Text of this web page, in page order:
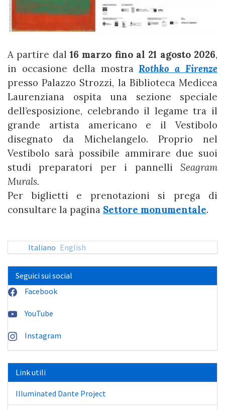
A partire dal16 marzo fino al 21 agosto 2026,
in occasione della mostra Rothko a Firenze
presso Palazzo Strozzi, la Biblioteca Medicea
Laurenziana ospita una sezione speciale
dell’esposizione, celebrando il legame tra il
grande artista americano e il Vestibolo
disegnato da Michelangelo. Proprio nel
Vestibolo sarà possibile ammirare due suoi
studi preparatori per i pannelli Seagram
Murals.
Per biglietti e prenotazioni si prega di
consultare la pagina Settore monumentale.
Italiano English
Seguici sui social
Facebook
YouTube
Instagram
Link utili
Illuminated Dante Project